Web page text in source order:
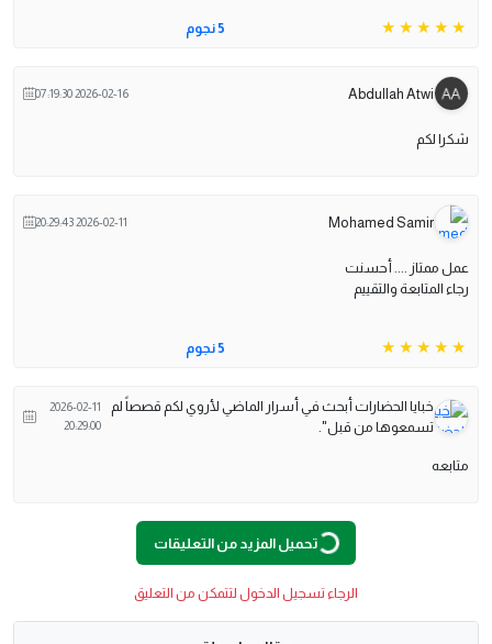
5 نجوم
Abdullah Atwi
2026-02-16 07:19:30
شكرا لكم
Mohamed Samir
2026-02-11 20:29:43
عمل ممتاز .... أحسنت
رجاء المتابعة والتقييم
5 نجوم
خبايا الحضارات أبحث في أسرار الماضي لأروي لكم قصصاً لم
تسمعوها من قبل".
2026-02-11
20:29:00
متابعه
G
. تحميل المزيد من التعليقات
الرجاء تسجيل الدخول لتتمكن من التعليق